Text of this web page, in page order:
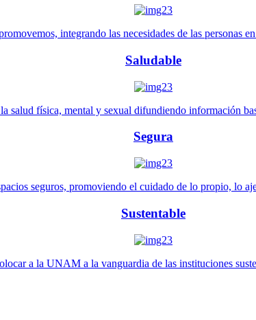
integrando las necesidades de las personas
Saludable
salud física, mental y sexual difundiendo información
Segura
seguros, promoviendo el cuidado de lo propio, lo
Sustentable
a la UNAM a la vanguardia de las instituciones